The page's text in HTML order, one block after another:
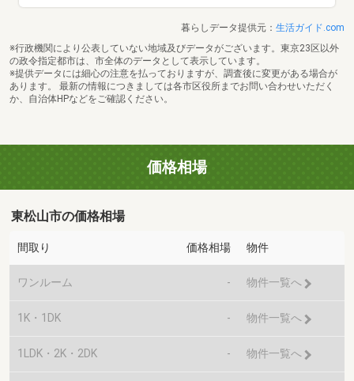
暮らしデータ提供元： 生活ガイド.com
※行政機関により公表していない地域及びデータがございます。東京23区以外
の政令指定都市は、市全体のデータとして表示しています。
※提供データには細心の注意を払っておりますが、調査後に変更がある場合が
あります。 最新の情報につきましては各市区役所までお問い合わせいただく
か、自治体HPなどをご確認ください。
価格相場
東松山市の価格相場
間取り 価格相場 物件
ワンルーム - 物件一覧へ
1K・1DK - 物件一覧へ
1LDK・2K・2DK - 物件一覧へ